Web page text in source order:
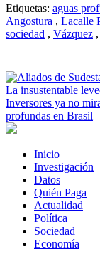
Etiquetas: aguas
Angostura , Lacalle
sociedad , Vázquez ,
La insustentable
Inversores ya no
profundas en Brasil
Inicio
Investigación
Datos
Quién Paga
Actualidad
Política
Sociedad
Economía